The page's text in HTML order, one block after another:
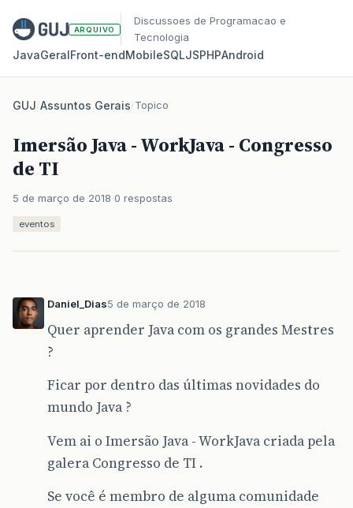
ARQUIVO
Discussoes de Programacao e
Tecnologia
JavaGeralFront‑endMobileSQLJSPHPAndroid
GUJ/Assuntos Gerais/Topico
Imersão Java - WorkJava - Congresso
de TI
5 de março de 2018 0 respostas
eventos
Daniel_Dias5 de março de 2018
Quer aprender Java com os grandes Mestres
?
Ficar por dentro das últimas novidades do
mundo Java ?
Vem ai o Imersão Java - WorkJava criada pela
galera Congresso de TI .
Se você é membro de alguma comunidade